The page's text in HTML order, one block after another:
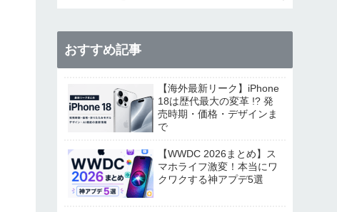
おすすめ記事
【海外最新リーク】iPhone
18は歴代最大の変革 !? 発
売時期・価格・デザインま
で
【WWDC 2026まとめ】ス
マホライフ激変！本当にワ
クワクする神アプデ5選